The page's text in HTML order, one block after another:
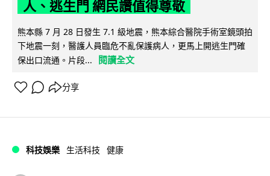
人、逃生門 網民讚值得尊敬
熊本縣 7 月 28 日發生 7.1 級地震，熊本綜合醫院手術室鏡頭拍
下地震一刻，醫護人員臨危不亂保護病人，更馬上開逃生門確
保出口流通。片段...
閱讀全文
分享
科技娛樂 生活科技 健康